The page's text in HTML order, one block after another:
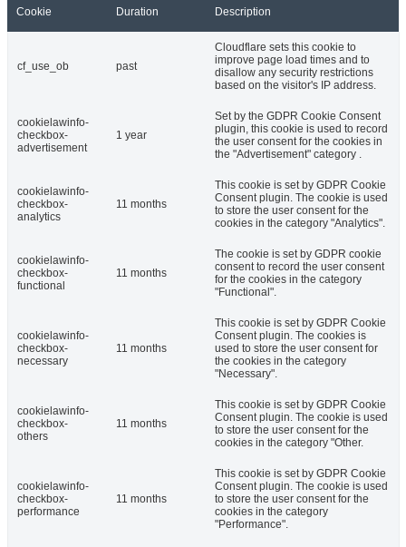
Cookie Duration Description
cf_use_ob past
Cloudflare sets this cookie to
improve page load times and to
disallow any security restrictions
based on the visitor's IP address.
cookielawinfo-
checkbox-
advertisement
1 year
Set by the GDPR Cookie Consent
plugin, this cookie is used to record
the user consent for the cookies in
the "Advertisement" category .
cookielawinfo-
checkbox-
analytics
11 months
This cookie is set by GDPR Cookie
Consent plugin. The cookie is used
to store the user consent for the
cookies in the category "Analytics".
cookielawinfo-
checkbox-
functional
11 months
The cookie is set by GDPR cookie
consent to record the user consent
for the cookies in the category
"Functional".
cookielawinfo-
checkbox-
necessary
11 months
This cookie is set by GDPR Cookie
Consent plugin. The cookies is
used to store the user consent for
the cookies in the category
"Necessary".
cookielawinfo-
checkbox-
others
11 months
This cookie is set by GDPR Cookie
Consent plugin. The cookie is used
to store the user consent for the
cookies in the category "Other.
cookielawinfo-
checkbox-
performance
11 months
This cookie is set by GDPR Cookie
Consent plugin. The cookie is used
to store the user consent for the
cookies in the category
"Performance".